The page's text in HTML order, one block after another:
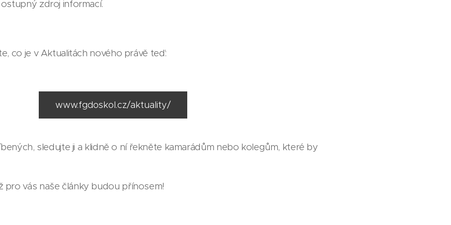
zdroj informací.
co je v Aktualitách nového právě teď:
www.fgdoskol.cz/aktuality/
sledujte ji a klidně o ní řekněte kamarádům nebo kolegům, které by
pro vás naše články budou přínosem!